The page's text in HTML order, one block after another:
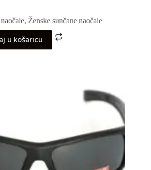
, Ženske sunčane naočale
u košaricu